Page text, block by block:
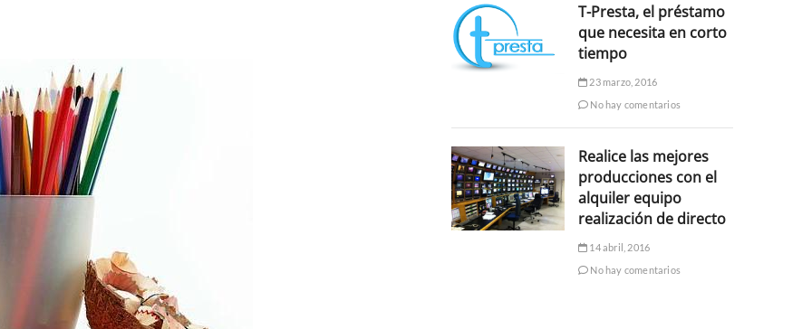
T-Presta, el préstamo
que necesita en corto
tiempo
23 marzo, 2016
No hay comentarios
Realice las mejores
producciones con el
alquiler equipo
realización de directo
14 abril, 2016
No hay comentarios